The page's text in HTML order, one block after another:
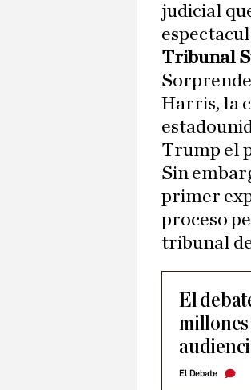
judicial
Tribunal
Harris, la
Trump el
Sin
primer
proceso
tribunal
El
millones
El Debate